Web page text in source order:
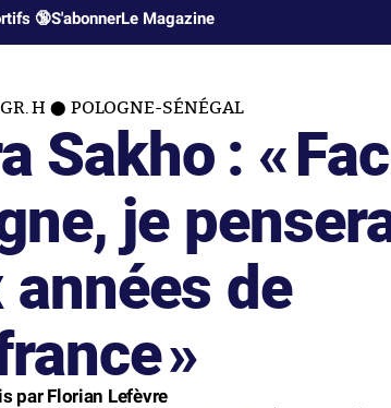
🔞S'abonnerLe Magazine
GR. H POLOGNE-SÉNÉGAL
Sakho : «
je
de
»
par Florian Lefèvre